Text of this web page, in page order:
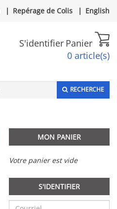
| Repérage de Colis | English
S'identifier Panier
0 article(s)
RECHERCHE
MON PANIER
Votre panier est vide
S'IDENTIFIER